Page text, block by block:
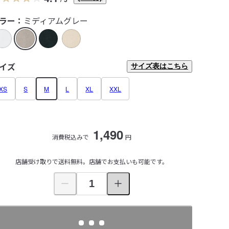
ー： ミディアムグレー
ズ サイズ表はこちら
S M L XL XXL
消費税込みで 1,490 円
店舗受け取りで送料無料。店舗でお支払いも可能です。